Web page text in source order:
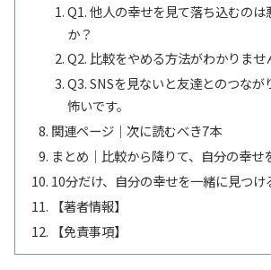
Q1. 他人の幸せを見て落ち込むのは
か？
Q2. 比較をやめる方法がわかりませ
Q3. SNSを見ないと友達とのつなが
怖いです。
関連ページ｜次に読むべき7本
まとめ｜比較から降りて、自分の幸せ
10分だけ、自分の幸せを一緒に見つけ
【著者情報】
【免責事項】